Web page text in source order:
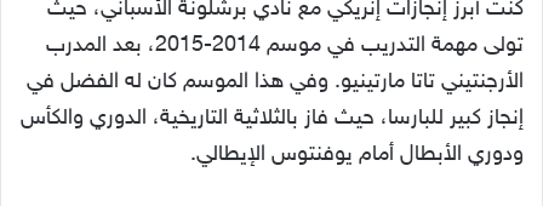
كنت أبرز إنجازات إنريكي مع نادي برشلونة الأسباني، حيث
تولى مهمة التدريب في موسم 2014-2015، بعد المدرب
الأرجنتيني تاتا مارتينيو. وفي هذا الموسم كان له الفضل في
إنجاز كبير للبارسا، حيث فاز بالثلاثية التاريخية، الدوري والكأس
ودوري الأبطال أمام يوفنتوس الإيطالي.